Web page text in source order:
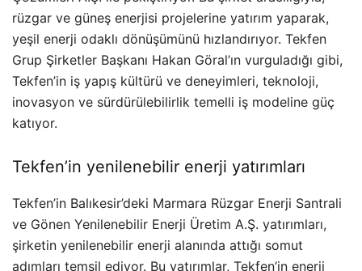
rüzgar ve güneş enerjisi projelerine yatırım yaparak,
yeşil enerji odaklı dönüşümünü hızlandırıyor. Tekfen
Grup Şirketler Başkanı Hakan Göral’ın vurguladığı gibi,
Tekfen’in iş yapış kültürü ve deneyimleri, teknoloji,
inovasyon ve sürdürülebilirlik temelli iş modeline güç
katıyor.
Tekfen’in yenilenebilir enerji yatırımları
Tekfen’in Balıkesir’deki Marmara Rüzgar Enerji Santrali
ve Gönen Yenilenebilir Enerji Üretim A.Ş. yatırımları,
şirketin yenilenebilir enerji alanında attığı somut
adımları temsil ediyor. Bu yatırımlar, Tekfen’in enerji